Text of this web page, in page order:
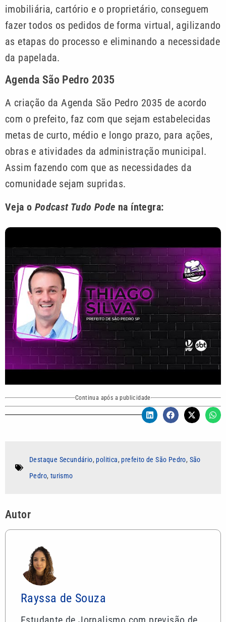
imobiliária, cartório e o proprietário, conseguem
fazer todos os pedidos de forma virtual, agilizando
as etapas do processo e eliminando a necessidade
da papelada.
Agenda São Pedro 2035
A criação da Agenda São Pedro 2035 de acordo
com o prefeito, faz com que sejam estabelecidas
metas de curto, médio e longo prazo, para ações,
obras e atividades da administração municipal.
Assim fazendo com que as necessidades da
comunidade sejam supridas.
Veja o Podcast Tudo Pode na íntegra:
Continua após a publicidade
Destaque Secundário, politica, prefeito de São Pedro, São
Pedro, turismo
Autor
Rayssa de Souza